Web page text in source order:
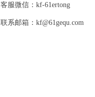
客服微信：kf-61ertong
联系邮箱：kf@61gequ.com